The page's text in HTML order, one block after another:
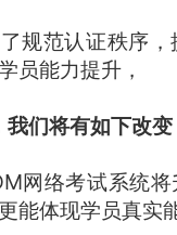
范认证秩序，
员能力提升，
我们将有如下改变
络考试系统将
能体现学员真实